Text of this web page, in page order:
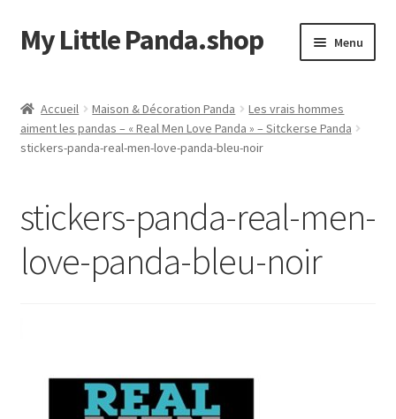
Aller
à
navigation
Aller
au
My Little Panda.shop Menu
Boutique
Mon compte
Page d’exemple
Accueil Maison & Décoration Panda
Les vrais hommes
aiment les pandas – « Real Men Love Panda » – Sitckerse Panda
stickers-panda-real-men-love-panda-bleu-noir
stickers-panda-real-men-
love-panda-bleu-noir